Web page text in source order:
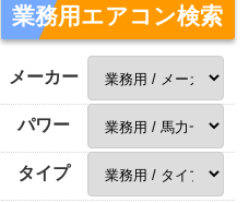
業務用エアコン検索
メーカー
パワー
タイプ